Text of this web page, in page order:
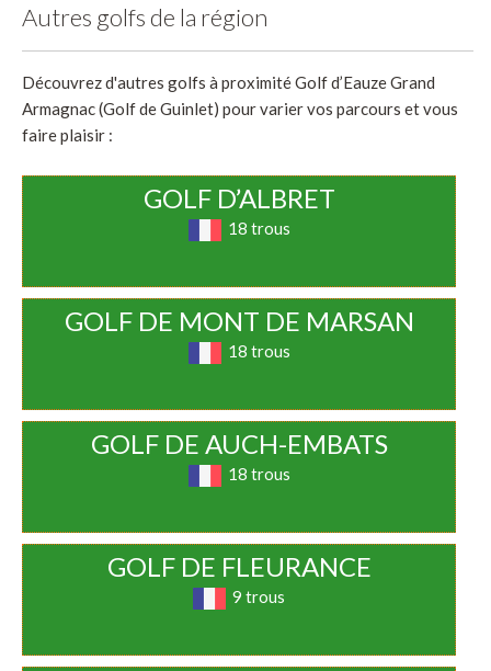
Autres golfs de la région
Découvrez d'autres golfs à proximité Golf d’Eauze Grand
Armagnac (Golf de Guinlet) pour varier vos parcours et vous
faire plaisir :
GOLF D’ALBRET
18 trous
GOLF DE MONT DE MARSAN
18 trous
GOLF DE AUCH-EMBATS
18 trous
GOLF DE FLEURANCE
9 trous